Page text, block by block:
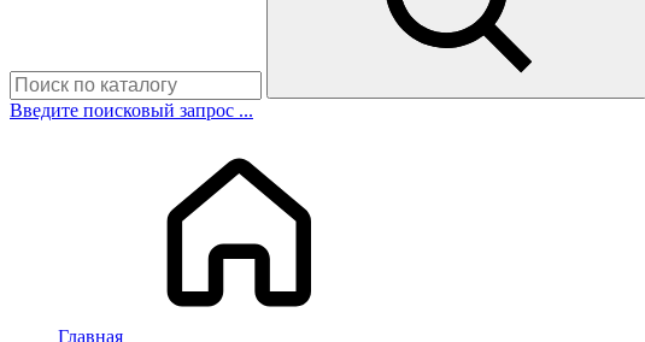
Введите поисковый запрос ...
Главная